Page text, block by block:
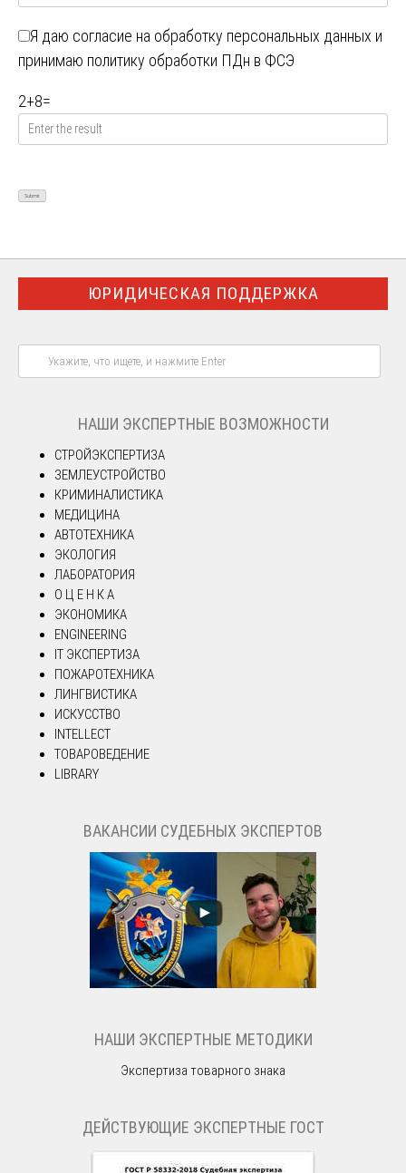
Я даю согласие на обработку персональных данных и
принимаю политику обработки ПДн в ФСЭ
2+8=
ЮРИДИЧЕСКАЯ ПОДДЕРЖКА
НАШИ ЭКСПЕРТНЫЕ ВОЗМОЖНОСТИ
СТРОЙЭКСПЕРТИЗА
ЗЕМЛЕУСТРОЙСТВО
КРИМИНАЛИСТИКА
МЕДИЦИНА
АВТОТЕХНИКА
ЭКОЛОГИЯ
ЛАБОРАТОРИЯ
О Ц Е Н К А
ЭКОНОМИКА
ENGINEERING
IT ЭКСПЕРТИЗА
ПОЖАРОТЕХНИКА
ЛИНГВИСТИКА
ИСКУССТВО
INTELLECT
ТОВАРОВЕДЕНИЕ
LIBRARY
ВАКАНСИИ СУДЕБНЫХ ЭКСПЕРТОВ
НАШИ ЭКСПЕРТНЫЕ МЕТОДИКИ
Экспертиза товарного знака
ДЕЙСТВУЮЩИЕ ЭКСПЕРТНЫЕ ГОСТ